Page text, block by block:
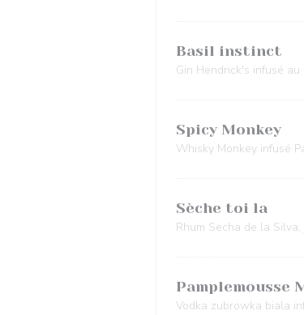
Basil instinct
Gin Hendrick's infusé
Spicy Monkey
Whisky Monkey infusé
Sèche toi la
Rhum Secha de la
Pamplemousse
Vodka zubrowka biala